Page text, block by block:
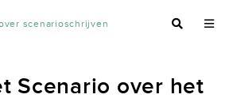
scenarioschrijven
Scenario over het